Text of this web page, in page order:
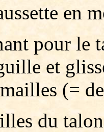
en
pour le
et
(=
du